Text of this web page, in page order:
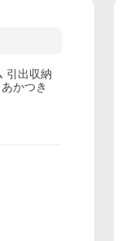
引出収納
かつき